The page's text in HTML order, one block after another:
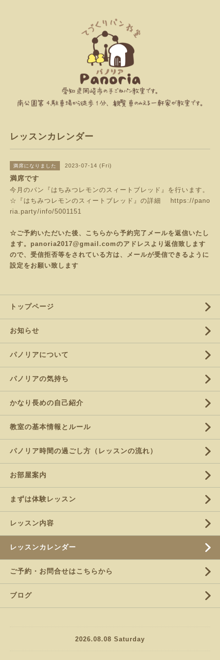
レッスンカレンダー
満席になりました 2023-07-14 (Fri)
満席です
今月のパン『はちみつレモンのスィートブレッド』を行います。
☆『はちみつレモンのスィートブレッド』の詳細
https://pano
ria.party/info/5001151
☆ご予約いただいた後、こちらから予約完了メールを返信いたし
ます。panoria2017@gmail.comのアドレスより返信致します
ので、受信拒否等をされている方は、メールが受信できるように
設定をお願い致します
トップページ
お知らせ
パノリアについて
パノリアの気持ち
かなり長めの自己紹介
教室の基本情報とルール
パノリア時間の過ごし方（レッスンの流れ）
お部屋案内
まずは体験レッスン
レッスン内容
レッスンカレンダー
ご予約・お問合せはこちらから
ブログ
2026.08.08 Saturday